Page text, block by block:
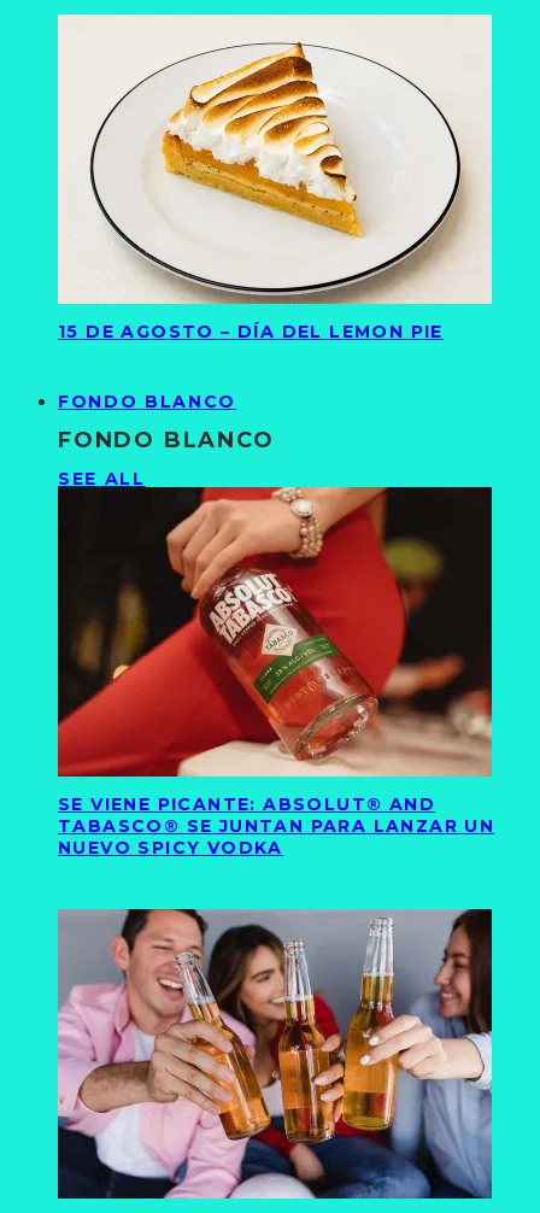
15 DE AGOSTO – DÍA DEL LEMON PIE
FONDO BLANCO
FONDO BLANCO
SEE ALL
SE VIENE PICANTE: ABSOLUT® AND
TABASCO® SE JUNTAN PARA LANZAR UN
NUEVO SPICY VODKA